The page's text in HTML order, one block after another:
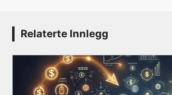
Relaterte Innlegg